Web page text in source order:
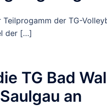
der TG-
der […]
TG Bad
an